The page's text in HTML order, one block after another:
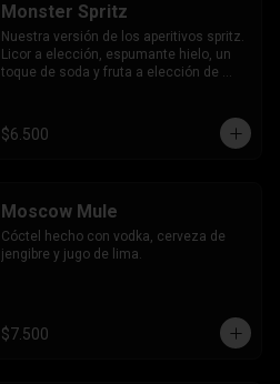
Monster Spritz
Nuestra versión de los aperitivos spritz.
Licor a elección, espumante hielo, un
toque de soda y fruta a elección de
$6.500
Moscow Mule
Cóctel hecho con vodka, cerveza de
jengibre y jugo de lima.
$7.500